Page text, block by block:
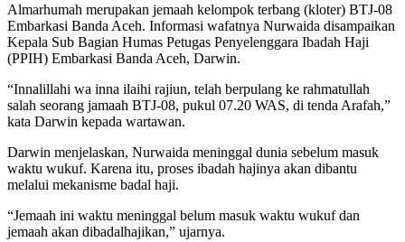
Almarhumah merupakan jemaah kelompok terbang (kloter) BTJ-08
Embarkasi Banda Aceh. Informasi wafatnya Nurwaida disampaikan
Kepala Sub Bagian Humas Petugas Penyelenggara Ibadah Haji
(PPIH) Embarkasi Banda Aceh, Darwin.
“Innalillahi wa inna ilaihi rajiun, telah berpulang ke rahmatullah
salah seorang jamaah BTJ-08, pukul 07.20 WAS, di tenda Arafah,”
kata Darwin kepada wartawan.
Darwin menjelaskan, Nurwaida meninggal dunia sebelum masuk
waktu wukuf. Karena itu, proses ibadah hajinya akan dibantu
melalui mekanisme badal haji.
“Jemaah ini waktu meninggal belum masuk waktu wukuf dan
jemaah akan dibadalhajikan,” ujarnya.